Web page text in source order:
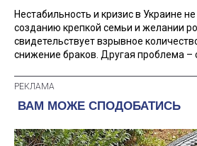
Нестабильность и кризис в Украине
созданию крепкой семьи и желании
свидетельствует взрывное
снижение браков. Другая проблема –